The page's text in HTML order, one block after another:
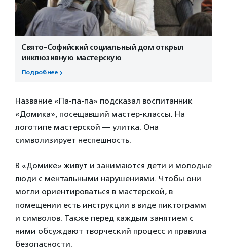
Свято-Софийский социальный дом открыл
инклюзивную мастерскую
Подробнее
Название «Па-па-па» подсказал воспитанник
«Домика», посещавший мастер-классы. На
логотипе мастерской — улитка. Она
символизирует неспешность.
В «Домике» живут и занимаются дети и молодые
люди с ментальными нарушениями. Чтобы они
могли ориентироваться в мастерской, в
помещении есть инструкции в виде пиктограмм
и символов. Также перед каждым занятием с
ними обсуждают творческий процесс и правила
безопасности.